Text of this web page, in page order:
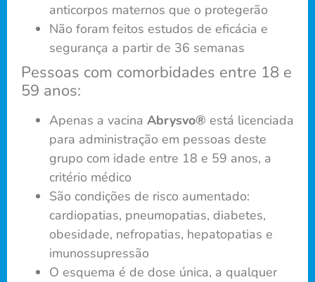
anticorpos maternos que o protegerão
Não foram feitos estudos de eficácia e
segurança a partir de 36 semanas
Pessoas com comorbidades entre 18 e
59 anos:
Apenas a vacina Abrysvo® está licenciada
para administração em pessoas deste
grupo com idade entre 18 e 59 anos, a
critério médico
São condições de risco aumentado:
cardiopatias, pneumopatias, diabetes,
obesidade, nefropatias, hepatopatias e
imunossupressão
O esquema é de dose única, a qualquer